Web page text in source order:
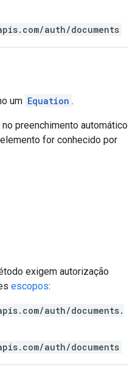
auth/documents
um Equation .
preenchimento automático
for conhecido por
exigem autorização
escopos:
auth/documents.
auth/documents